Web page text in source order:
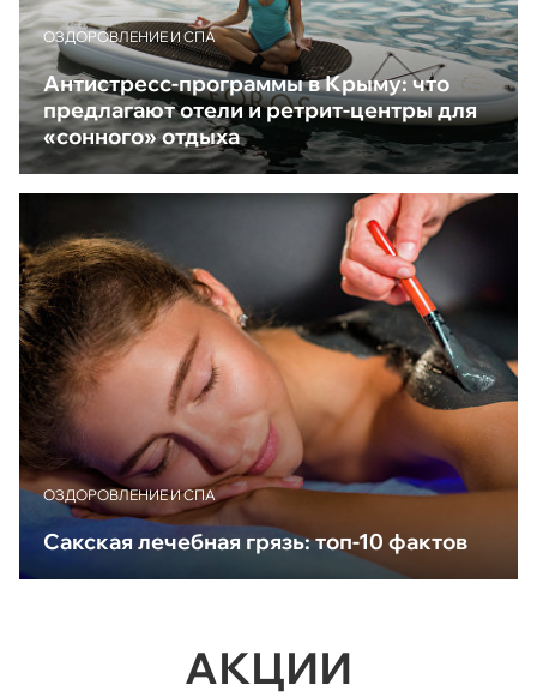
ОЗДОРОВЛЕНИЕ И СПА
Антистресс-программы в Крыму: что
предлагают отели и ретрит-центры для
«сонного» отдыха
ОЗДОРОВЛЕНИЕ И СПА
Сакская лечебная грязь: топ-10 фактов
АКЦИИ